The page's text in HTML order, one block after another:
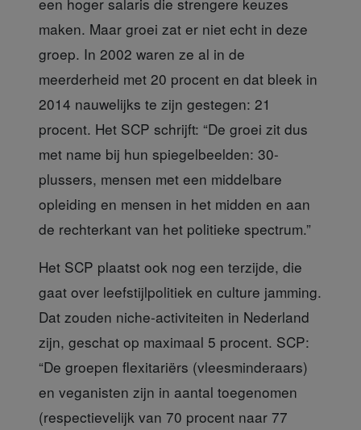
maken. Maar groei zat er niet echt in deze
groep. In 2002 waren ze al in de
meerderheid met 20 procent en dat bleek in
2014 nauwelijks te zijn gestegen: 21
procent. Het SCP schrijft: “De groei zit dus
met name bij hun spiegelbeelden: 30-
plussers, mensen met een middelbare
opleiding en mensen in het midden en aan
de rechterkant van het politieke spectrum.”
Het SCP plaatst ook nog een terzijde, die
gaat over leefstijlpolitiek en culture jamming.
Dat zouden niche-activiteiten in Nederland
zijn, geschat op maximaal 5 procent. SCP:
“De groepen flexitariërs (vleesminderaars)
en veganisten zijn in aantal toegenomen
(respectievelijk van 70 procent naar 77